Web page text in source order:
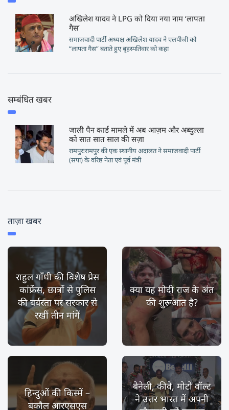
अखिलेश यादव ने LPG को दिया नया नाम ‘लापता
गैस’
समाजवादी पार्टी अध्यक्ष अखिलेश यादव ने एलपीजी को
“लापता गैस” बताते हुए बृहस्पतिवार को कहा
सम्बंधित खबर
जाली पैन कार्ड मामले में अब आज़म और अब्दुल्ला
को सात सात साल की सज़ा
रामपुरःरामपुर की एक स्थानीय अदालत ने समाजवादी पार्टी
(सपा) के वरिष्ठ नेता एवं पूर्व मंत्री
ताज़ा खबर
राहुल गाँधी की विशेष प्रेस
कांफ्रेंस, छात्रों से पुलिस
की बर्बरता पर सरकार से
रखीं तीन मांगें
क्या यह मोदी राज के अंत
की शुरूआत है?
हिन्दुओं की किस्में –
बकौल आरएसएस
बेनेली, कीवे, मोटो वॉल्ट
ने उत्तर भारत में अपनी